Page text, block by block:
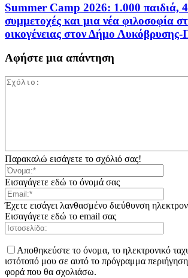
Summer Camp 2026: 1.000 παιδιά,
συμμετοχές και μια νέα φιλοσοφία
οικογένειας στον Δήμο
Αφήστε μια απάντηση
Παρακαλώ εισάγετε το σχόλιό σας!
Εισαγάγετε εδώ το όνομά σας
Έχετε εισάγει λανθασμένο διεύθυνση
Εισαγάγετε εδώ το email σας
Αποθηκεύστε το όνομα, το ηλεκτρονικό
ιστότοπό μου σε αυτό το πρόγραμμα
φορά που θα σχολιάσω.